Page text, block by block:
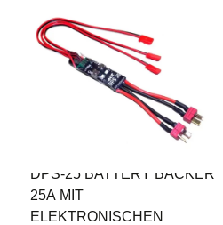
DPS-25 BATTERY BACKER
25A MIT
ELEKTRONISCHEN